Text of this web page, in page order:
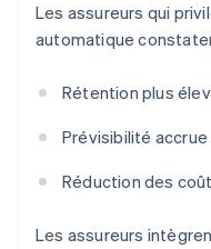
Les assureurs qui
automatique
Rétention plus
Prévisibilité
Réduction des
Les assureurs